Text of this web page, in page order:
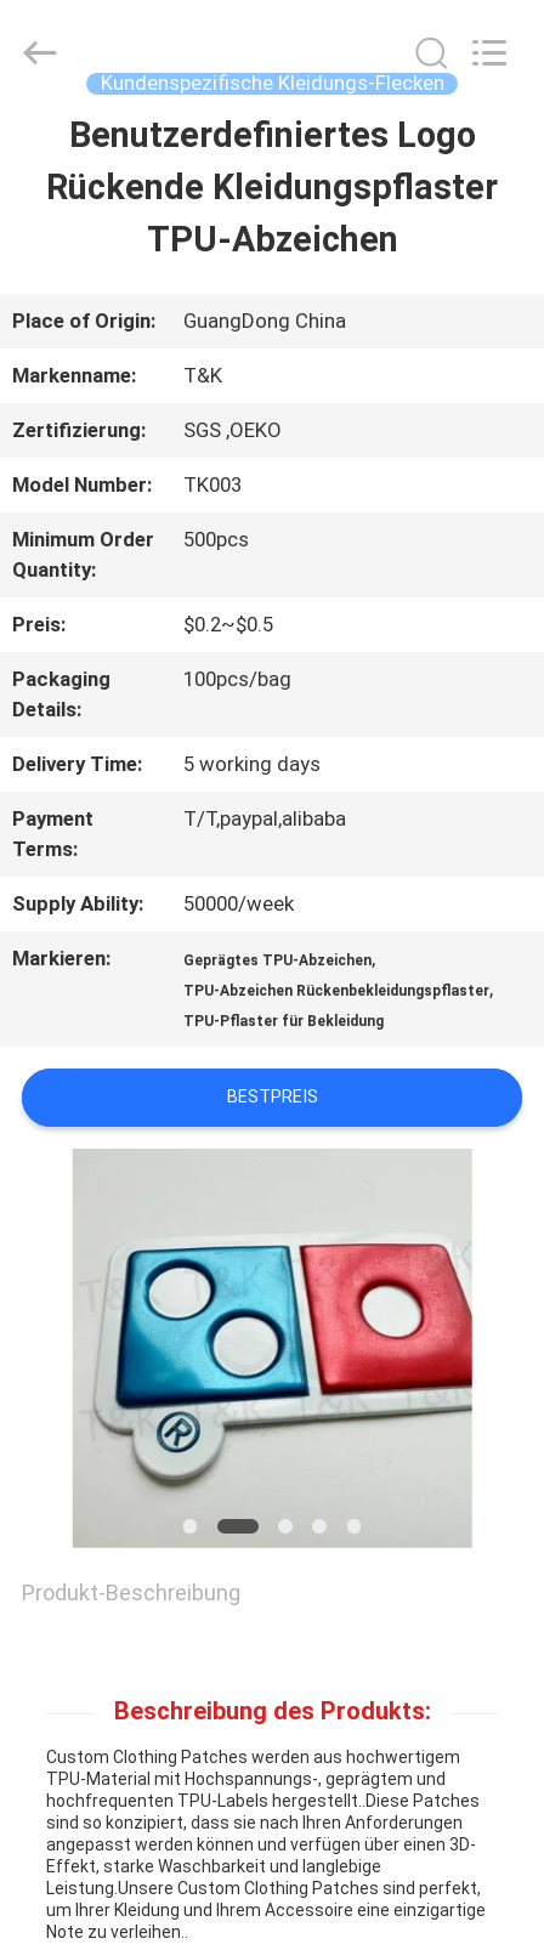
HAUS
PRODUKTE
ÜBER
UNS
AUSFLUG
QUALITÄTSKONTROLLE
TRETEN
MIT
UNS
IN
VERBINDUNG
SIE EIN
ZITAT
PRIVACY
POLICY
Garment
Accessories
Kundenspezifische Kleidungs-Flecken
Benutzerdefiniertes Logo
Rückende Kleidungspflaster
TPU-Abzeichen
Place of Origin: GuangDong China
Markenname: T&K
Zertifizierung: SGS ,OEKO
Model Number: TK003
Minimum Order
Quantity:
500pcs
Preis: $0.2~$0.5
Packaging
Details:
100pcs/bag
Delivery Time: 5 working days
Payment
Terms:
T/T,paypal,alibaba
Supply Ability: 50000/week
Markieren: Geprägtes TPU-Abzeichen,
TPU-Abzeichen Rückenbekleidungspflaster,
TPU-Pflaster für Bekleidung
BESTPREIS
Produkt-Beschreibung
Beschreibung des Produkts:
Custom Clothing Patches werden aus hochwertigem
TPU-Material mit Hochspannungs-, geprägtem und
hochfrequenten TPU-Labels hergestellt..Diese Patches
sind so konzipiert, dass sie nach Ihren Anforderungen
angepasst werden können und verfügen über einen 3D-
Effekt, starke Waschbarkeit und langlebige
Leistung.Unsere Custom Clothing Patches sind perfekt,
um Ihrer Kleidung und Ihrem Accessoire eine einzigartige
Note zu verleihen..